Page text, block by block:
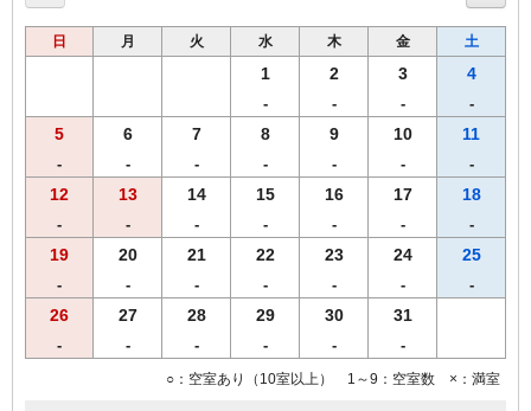
日 月 火 水 木 金 土
1
-
2
-
3
-
4
-
5
-
6
-
7
-
8
-
9
-
10
-
11
-
12
-
13
-
14
-
15
-
16
-
17
-
18
-
19
-
20
-
21
-
22
-
23
-
24
-
25
-
26
-
27
-
28
-
29
-
30
-
31
-
○：空室あり（10室以上） 1～9：空室数 ×：満室